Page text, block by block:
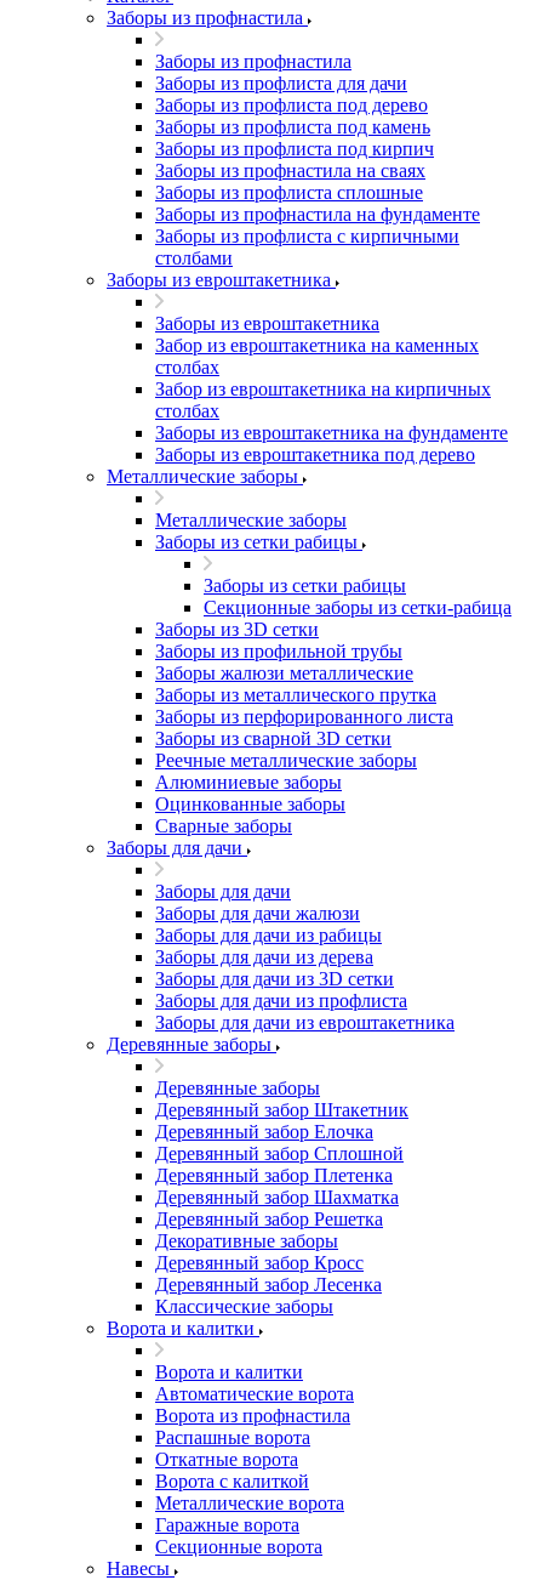
Заборы из профнастила
Заборы из профнастила
Заборы из профлиста для дачи
Заборы из профлиста под дерево
Заборы из профлиста под камень
Заборы из профлиста под кирпич
Заборы из профнастила на сваях
Заборы из профлиста сплошные
Заборы из профнастила на фундаменте
Заборы из профлиста с кирпичными
столбами
Заборы из евроштакетника
Заборы из евроштакетника
Забор из евроштакетника на каменных
столбах
Забор из евроштакетника на кирпичных
столбах
Заборы из евроштакетника на фундаменте
Заборы из евроштакетника под дерево
Металлические заборы
Металлические заборы
Заборы из сетки рабицы
Заборы из сетки рабицы
Секционные заборы из сетки-рабица
Заборы из 3D сетки
Заборы из профильной трубы
Заборы жалюзи металлические
Заборы из металлического прутка
Заборы из перфорированного листа
Заборы из сварной 3D сетки
Реечные металлические заборы
Алюминиевые заборы
Оцинкованные заборы
Сварные заборы
Заборы для дачи
Заборы для дачи
Заборы для дачи жалюзи
Заборы для дачи из рабицы
Заборы для дачи из дерева
Заборы для дачи из 3D сетки
Заборы для дачи из профлиста
Заборы для дачи из евроштакетника
Деревянные заборы
Деревянные заборы
Деревянный забор Штакетник
Деревянный забор Елочка
Деревянный забор Сплошной
Деревянный забор Плетенка
Деревянный забор Шахматка
Деревянный забор Решетка
Декоративные заборы
Деревянный забор Кросс
Деревянный забор Лесенка
Классические заборы
Ворота и калитки
Ворота и калитки
Автоматические ворота
Ворота из профнастила
Распашные ворота
Откатные ворота
Ворота с калиткой
Металлические ворота
Гаражные ворота
Секционные ворота
Навесы